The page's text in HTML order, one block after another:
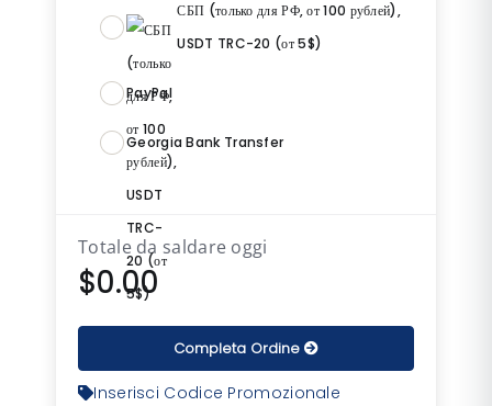
СБП (только для РФ, от 100 рублей),
USDT TRC-20 (от 5$)
PayPal
Georgia Bank Transfer
Totale da saldare oggi
$0.00
Completa Ordine
Inserisci Codice Promozionale